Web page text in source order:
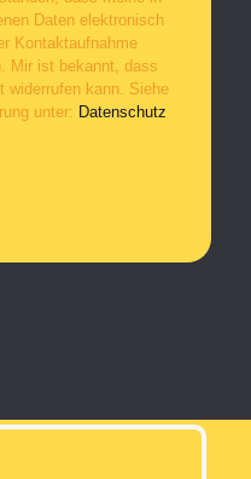
Daten elektronisch
Kontaktaufnahme
Mir ist bekannt, dass
widerrufen kann. Siehe
unter: Datenschutz